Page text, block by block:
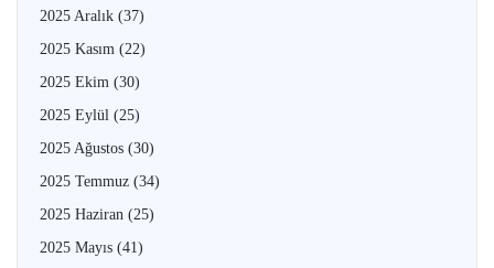
2025 Aralık (37)
2025 Kasım (22)
2025 Ekim (30)
2025 Eylül (25)
2025 Ağustos (30)
2025 Temmuz (34)
2025 Haziran (25)
2025 Mayıs (41)